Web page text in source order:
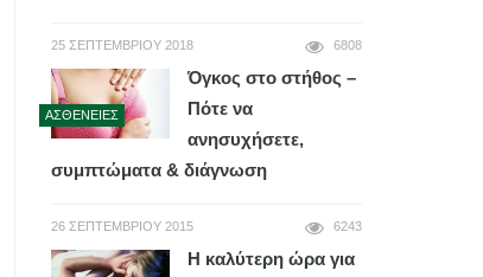
25 ΣΕΠΤΕΜΒΡΊΟΥ 2018 6808
ΑΣΘΈΝΕΙΕΣ
Όγκος στο στήθος –
Πότε να
ανησυχήσετε,
συμπτώματα & διάγνωση
26 ΣΕΠΤΕΜΒΡΊΟΥ 2015 6243
Η καλύτερη ώρα για